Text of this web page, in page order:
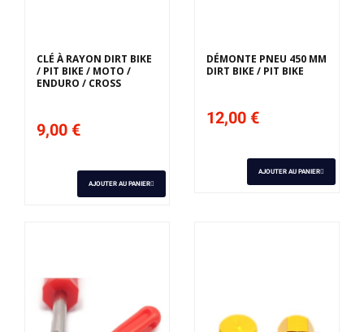
CLÉ À RAYON DIRT BIKE
/ PIT BIKE / MOTO /
ENDURO / CROSS
9,00 €
AJOUTER AU PANIER
DÉMONTE PNEU 450 MM
DIRT BIKE / PIT BIKE
12,00 €
AJOUTER AU PANIER